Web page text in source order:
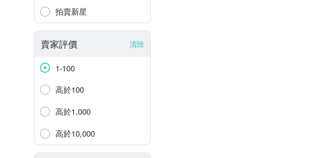
拍賣新星
賣家評價 清除
1-100
高於100
高於1,000
高於10,000